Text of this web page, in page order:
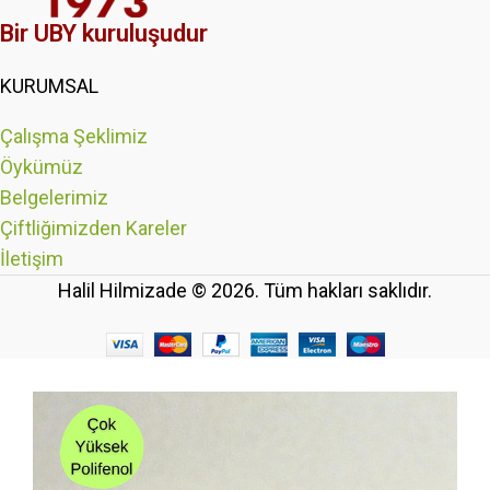
Bir UBY kuruluşudur
KURUMSAL
Çalışma Şeklimiz
Öykümüz
Belgelerimiz
Çiftliğimizden Kareler
İletişim
Halil Hilmizade © 2026. Tüm hakları saklıdır.